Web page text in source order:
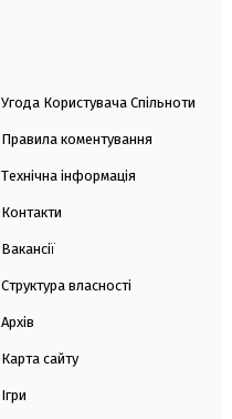
Угода Користувача Спільноти
Правила коментування
Технічна інформація
Контакти
Вакансії
Структура власності
Архів
Карта сайту
Ігри